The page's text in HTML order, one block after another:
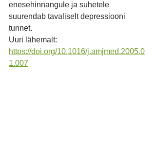
enesehinnangule ja suhetele
suurendab tavaliselt depressiooni
tunnet.
Uuri lähemalt:
https://doi.org/10.1016/j.amjmed.2005.0
1.007